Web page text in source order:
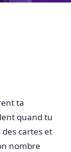
ta
quand tu
cartes et
nombre